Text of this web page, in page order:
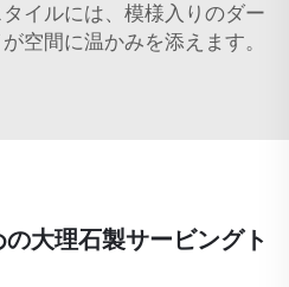
イルには、模様入りのダー
空間に温かみを添えます。
大理石製サービングト